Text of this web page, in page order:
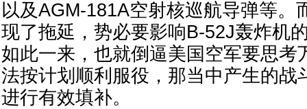
以及AGM-181A空射核巡航导弹等。
现了拖延，势必要影响B-52J轰炸机
如此一来，也就倒逼美国空军要思考
法按计划顺利服役，那当中产生的战
进行有效填补。